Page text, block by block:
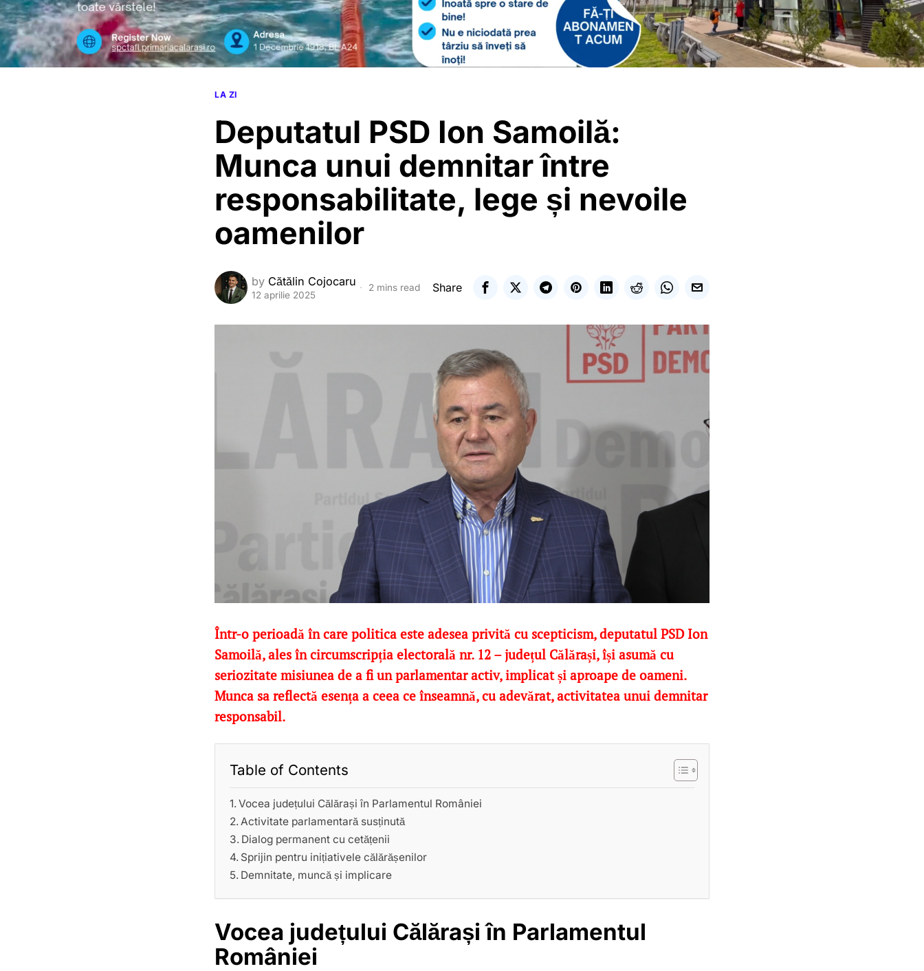
LA ZI
Deputatul PSD Ion Samoilă:
Munca unui demnitar între
responsabilitate, lege și nevoile
oamenilor
by Cătălin Cojocaru
12 aprilie 2025
2 mins read Share
Într-o perioadă în care politica este adesea privită cu scepticism, deputatul PSD Ion
Samoilă, ales în circumscripția electorală nr. 12 – județul Călărași, își asumă cu
seriozitate misiunea de a fi un parlamentar activ, implicat și aproape de oameni.
Munca sa reflectă esența a ceea ce înseamnă, cu adevărat, activitatea unui demnitar
responsabil.
Table of Contents
Vocea județului Călărași în Parlamentul României
Activitate parlamentară susținută
Dialog permanent cu cetățenii
Sprijin pentru inițiativele călărășenilor
Demnitate, muncă și implicare
Vocea județului Călărași în Parlamentul
României